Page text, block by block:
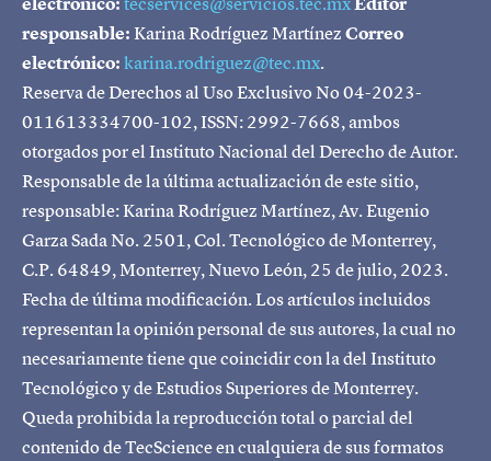
responsable:Karina Rodríguez MartínezCorreo
electrónico:karina.rodriguez@tec.mx.
Reserva de Derechos al Uso Exclusivo No 04-2023-
011613334700-102, ISSN: 2992-7668, ambos
otorgados por el Instituto Nacional del Derecho de Autor.
Responsable de la última actualización de este sitio,
responsable: Karina Rodríguez Martínez, Av. Eugenio
Garza Sada No. 2501, Col. Tecnológico de Monterrey,
C.P. 64849, Monterrey, Nuevo León, 25 de julio, 2023.
Fecha de última modificación. Los artículos incluidos
representan la opinión personal de sus autores, la cual no
necesariamente tiene que coincidir con la del Instituto
Tecnológico y de Estudios Superiores de Monterrey.
Queda prohibida la reproducción total o parcial del
contenido de TecScience en cualquiera de sus formatos